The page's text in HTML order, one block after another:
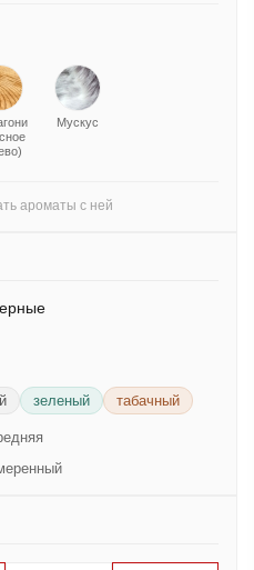
Мускус
ароматы с ней
зеленый табачный